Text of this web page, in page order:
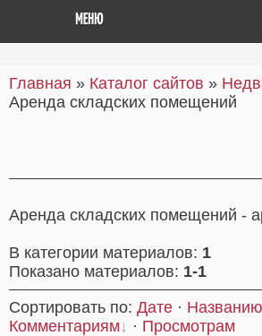
Главная » Каталог сайтов »
Аренда складских помещений
Аренда складских помещений -
В категории материалов: 1
Показано материалов: 1-1
Сортировать по: Дате · Названию
Комментариям
· Просмотрам